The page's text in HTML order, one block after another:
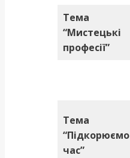
Тема
“Мистецькі
професії”
Тема
“Підкорюємо
час”